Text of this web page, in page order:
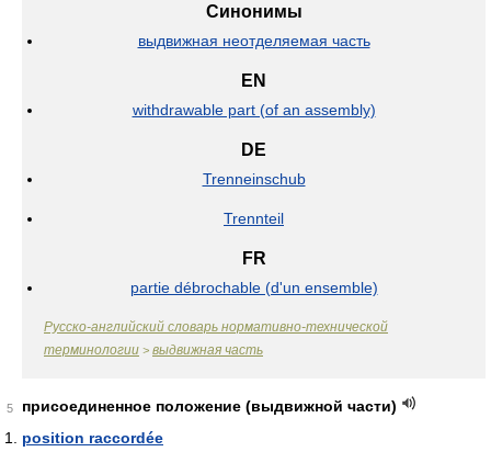
Синонимы
выдвижная неотделяемая часть
EN
withdrawable part (of an assembly)
DE
Trenneinschub
Trennteil
FR
partie débrochable (d'un ensemble)
Русско-английский словарь нормативно-технической
терминологии > выдвижная часть
5
присоединенное положение (выдвижной части)
position raccordée